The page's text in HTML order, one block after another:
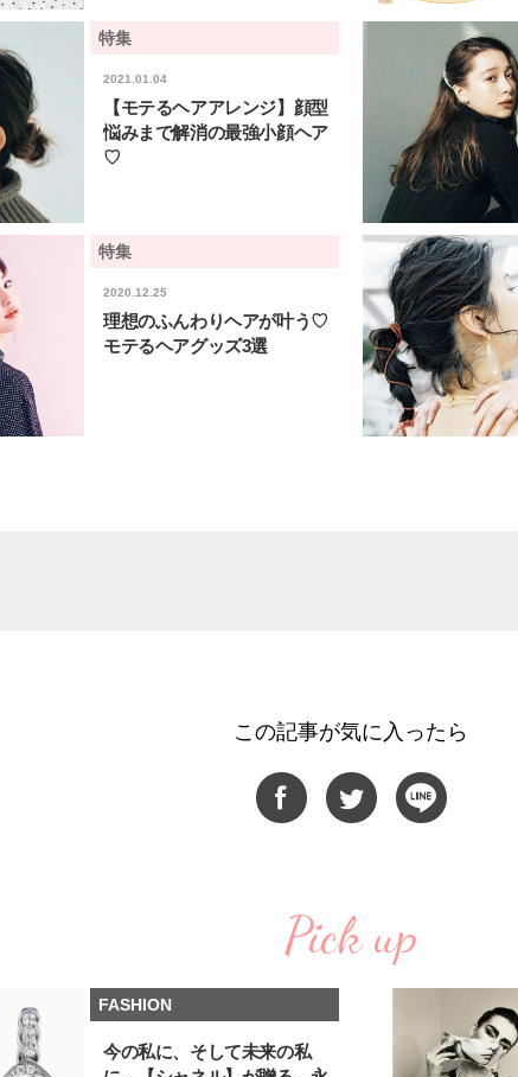
特集
2021.01.04
【モテるヘアアレンジ】顔型
悩みまで解消の最強小顔ヘア
♡
特集
2020.12.25
理想のふんわりヘアが叶う♡
モテるヘアグッズ3選
この記事が気に入ったら
Pick up
FASHION
今の私に、そして未来の私
【JJ専属モデルの素顔】ビューテ
ィ大好き！ 松川 星のお気に入り
コスメをCHECK
2025.12.16
BEAUTY
【注目アーティストRainy。っ
て？】自称“コスメオタク見習
い”のポーチの中身、拝見しま
【注目アーティストRainy。っ
て？】忙しい日でも欠かせない、
朝と夜のケアでつくられる透明感
【J’s Picks】J-GIRL早坂萌香の